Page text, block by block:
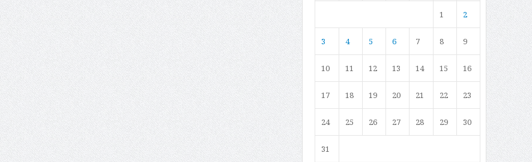
1 2
3 4 5 6 7 8 9
10 11 12 13 14 15 16
17 18 19 20 21 22 23
24 25 26 27 28 29 30
31